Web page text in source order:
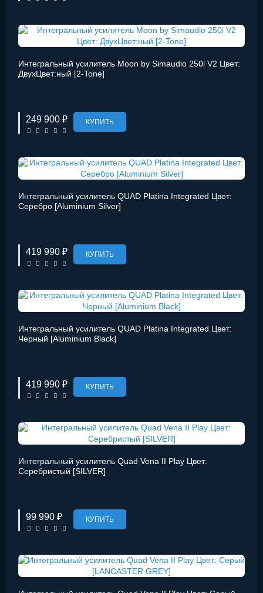
Интегральный усилитель Moon by Simaudio 250i V2 Цвет:
ДвухЦвет:ный [2-Tone]
249 900 ₽ КУПИТЬ
Интегральный усилитель QUAD Platina Integrated Цвет:
Серебро [Aluminium Silver]
419 990 ₽ КУПИТЬ
Интегральный усилитель QUAD Platina Integrated Цвет:
Черный [Aluminium Black]
419 990 ₽ КУПИТЬ
Интегральный усилитель Quad Vena II Play Цвет:
Серебристый [SILVER]
99 990 ₽ КУПИТЬ